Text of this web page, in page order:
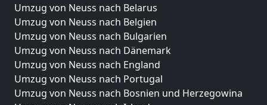
Umzug von Neuss nach Belarus
Umzug von Neuss nach Belgien
Umzug von Neuss nach Bulgarien
Umzug von Neuss nach Dänemark
Umzug von Neuss nach England
Umzug von Neuss nach Portugal
Umzug von Neuss nach Bosnien und Herzegowina